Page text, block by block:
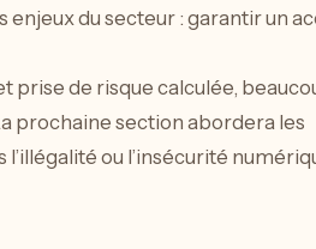
du secteur : garantir un
prise de risque calculée,
prochaine section abordera les
ou l’insécurité